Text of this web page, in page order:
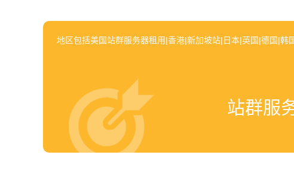
地区包括美国站群服务器租用|香港|新加坡站|日本|英国|德国|韩
站群服